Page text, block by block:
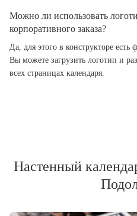
Можно ли использовать
корпоративного заказа?
Да, для этого в конструкторе есть
Вы можете загрузить логотип и
всех страницах календаря.
Настенный